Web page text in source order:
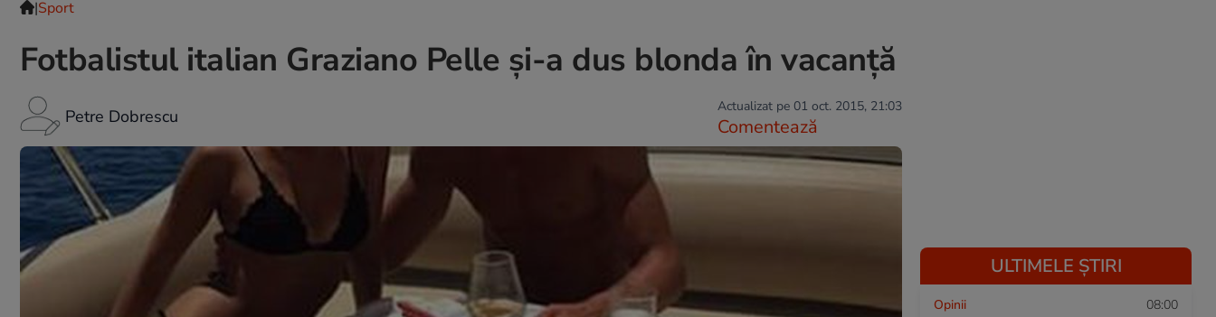
|Sport
Fotbalistul italian Graziano Pelle și-a dus blonda în vacanță
Petre Dobrescu Actualizat pe 01 oct. 2015, 21:03
Comentează
ULTIMELE ȘTIRI
Opinii 08:00